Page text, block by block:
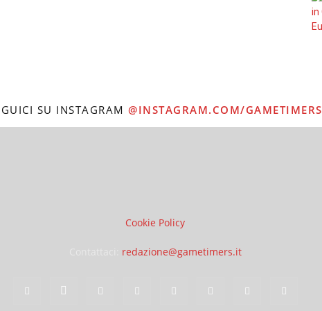
SU INSTAGRAM @INSTAGRAM.COM/GAMETIMERS
Cookie Policy
redazione@gametimers.it